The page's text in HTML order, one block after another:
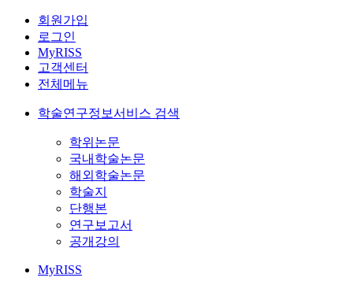
회원가입
로그인
MyRISS
고객센터
전체메뉴
학술연구정보서비스 검색
학위논문
국내학술논문
해외학술논문
학술지
단행본
연구보고서
공개강의
MyRISS